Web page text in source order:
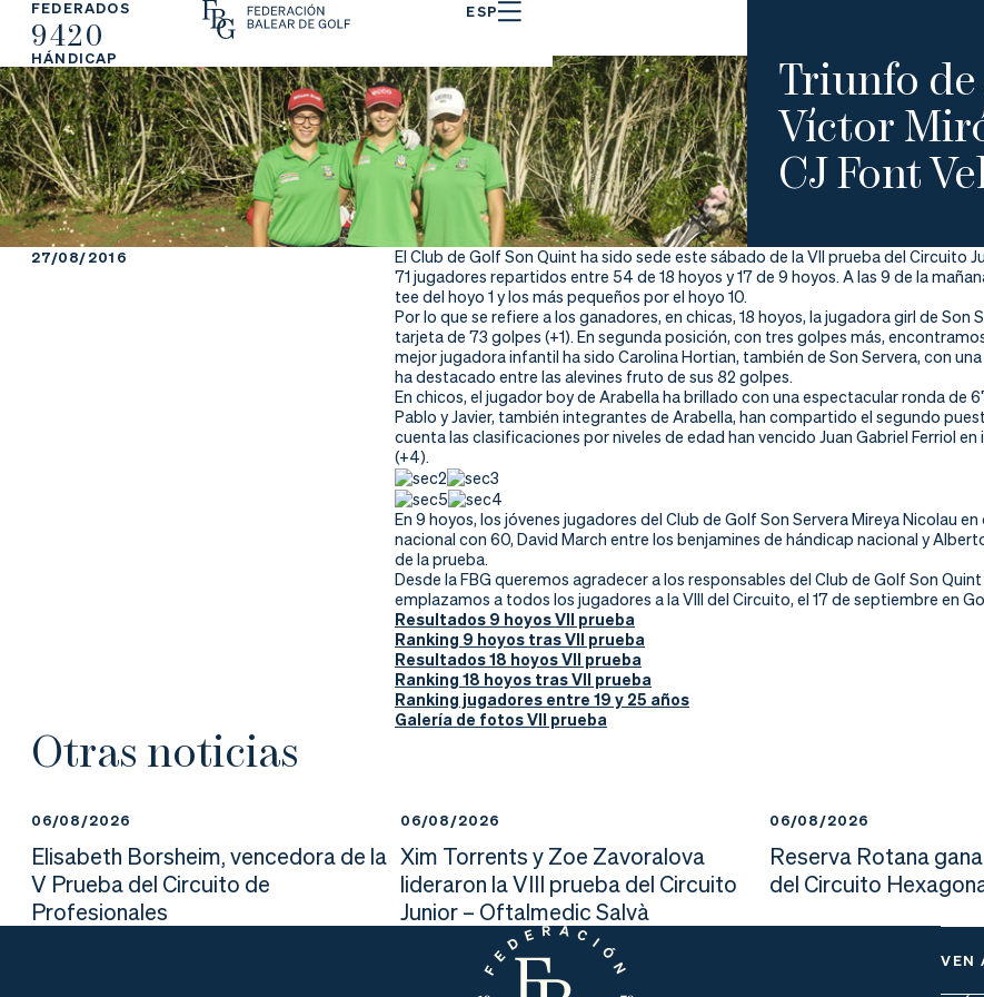
FEDERADOS
9420
HÁNDICAP
ESP
La
Fe
de
ra
ci
Fe
de
ra
rs
e
Ju
ga
r
Triunfo de
Víctor
CJ Font
27/08/2016
El Club de Golf Son Quint ha sido sede este sábado de la VII prueba del Circuito
71 jugadores repartidos entre 54 de 18 hoyos y 17 de 9 hoyos. A las 9 de la
tee del hoyo 1 y los más pequeños por el hoyo 10.
Por lo que se refiere a los ganadores, en chicas, 18 hoyos, la jugadora girl de
tarjeta de 73 golpes (+1). En segunda posición, con tres golpes más,
mejor jugadora infantil ha sido Carolina Hortian, también de Son Servera, con
ha destacado entre las alevines fruto de sus 82 golpes.
En chicos, el jugador boy de Arabella ha brillado con una espectacular ronda de
Pablo y Javier, también integrantes de Arabella, han compartido el segundo
cuenta las clasificaciones por niveles de edad han vencido Juan Gabriel Ferriol
(+4).
En 9 hoyos, los jóvenes jugadores del Club de Golf Son Servera Mireya Nicolau
nacional con 60, David March entre los benjamines de hándicap nacional y
de la prueba.
Desde la FBG queremos agradecer a los responsables del Club de Golf Son
emplazamos a todos los jugadores a la VIII del Circuito, el 17 de septiembre en
Resultados 9 hoyos VII prueba
Ranking 9 hoyos tras VII prueba
Resultados 18 hoyos VII prueba
Ranking 18 hoyos tras VII prueba
Ranking jugadores entre 19 y 25 años
Galería de fotos VII prueba
Otras noticias
06/08/2026
Elisabeth Borsheim, vencedora de la
V Prueba del Circuito de
Profesionales
06/08/2026
Xim Torrents y Zoe Zavoralova
lideraron la VIII prueba del Circuito
Junior – Oftalmedic Salvà
06/08/2026
Reserva Rotana
del Circuito
VEN